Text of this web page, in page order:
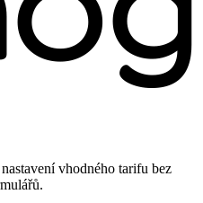
vhodného tarifu bez